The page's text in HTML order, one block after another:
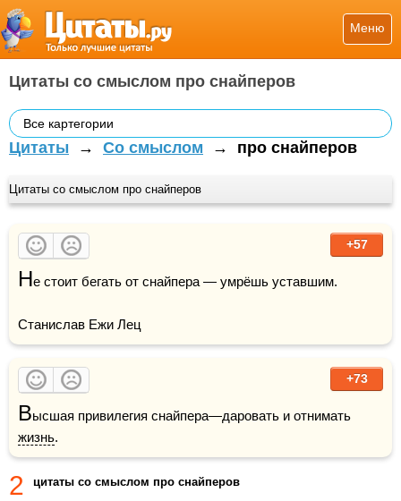
Меню
Цитаты со смыслом про снайперов
Все картегории
Цитаты → Со смыслом → про снайперов
Цитаты со смыслом про снайперов
+57
Не стоит бегать от снайпера — умрёшь уставшим.
Станислав Ежи Лец
+73
В
жизнь.
2 цитаты со смыслом про снайперов